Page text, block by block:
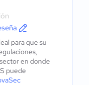
para que su
en donde
puede